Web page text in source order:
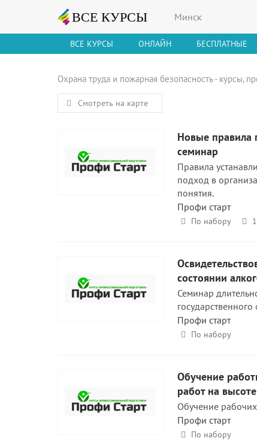
Минск
ВСЕ КУРСЫ ОНЛАЙН БЕСПЛАТНЫЕ
Охрана труда и пожарная безопасность - курсы,
Смотреть на карте
Новые правила
семинар
Правила
подход в
понятия.
Профи старт
По набору
состоянии
Семинар
Профи старт
По набору
Обучение
работ на высоте
Обучение
Профи старт
По набору